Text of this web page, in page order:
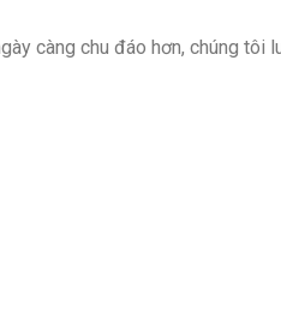
càng chu đáo hơn, chúng tôi